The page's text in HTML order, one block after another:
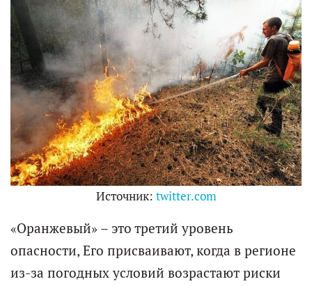
Источник: twitter.com
«Оранжевый» – это третий уровень
опасности, Его присваивают, когда в регионе
из-за погодных условий возрастают риски